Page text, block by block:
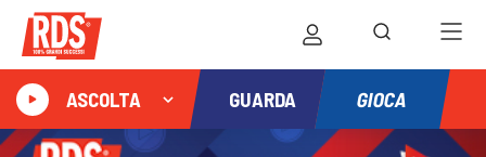
ASCOLTA GUARDA GIOCA